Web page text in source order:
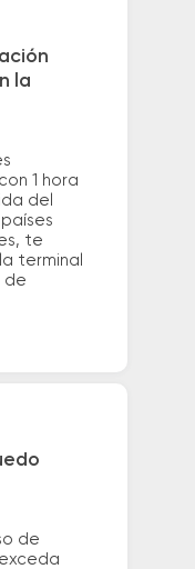
la
1 hora
del
te
terminal
de
de